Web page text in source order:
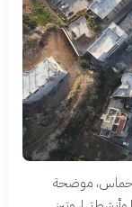
حماس، موضحة